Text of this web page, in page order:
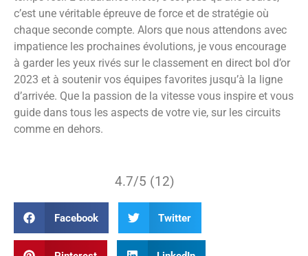
c’est une véritable épreuve de force et de stratégie où
chaque seconde compte. Alors que nous attendons avec
impatience les prochaines évolutions, je vous encourage
à garder les yeux rivés sur le classement en direct bol d’or
2023 et à soutenir vos équipes favorites jusqu’à la ligne
d’arrivée. Que la passion de la vitesse vous inspire et vous
guide dans tous les aspects de votre vie, sur les circuits
comme en dehors.
4.7/5 (12)
Facebook Twitter